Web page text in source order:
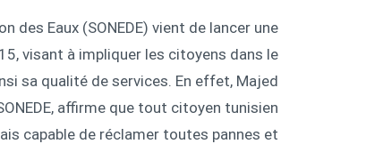
des Eaux (SONEDE) vient de lancer une
visant à impliquer les citoyens dans le
sa qualité de services. En effet, Majed
affirme que tout citoyen tunisien
capable de réclamer toutes pannes et